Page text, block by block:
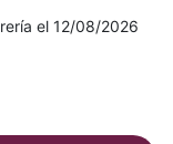
el 12/08/2026